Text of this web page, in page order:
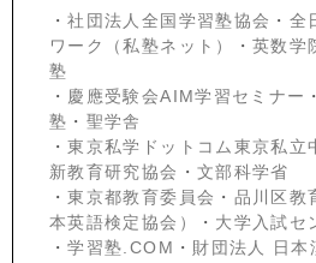
・社団法人全国学習塾協会 ・ 全
ワーク（私塾ネット）
・ 英数学
塾
・ 慶應受験会AIM学習セミナー ・
塾 ・ 聖学舎
・東京私学ドットコム東京私立
新教育研究協会 ・ 文部科学省
・東京都教育委員会 ・ 品川区教
本英語検定協会）
・ 大学入試セ
・学習塾.COM ・ 財団法人 日本